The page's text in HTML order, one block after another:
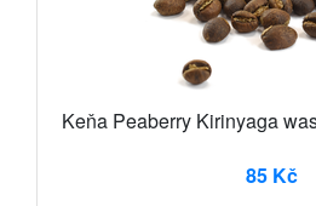
Keňa Peaberry Kirinyaga
85 Kč